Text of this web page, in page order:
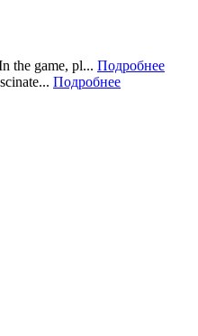
the game, pl... Подробнее
Подробнее